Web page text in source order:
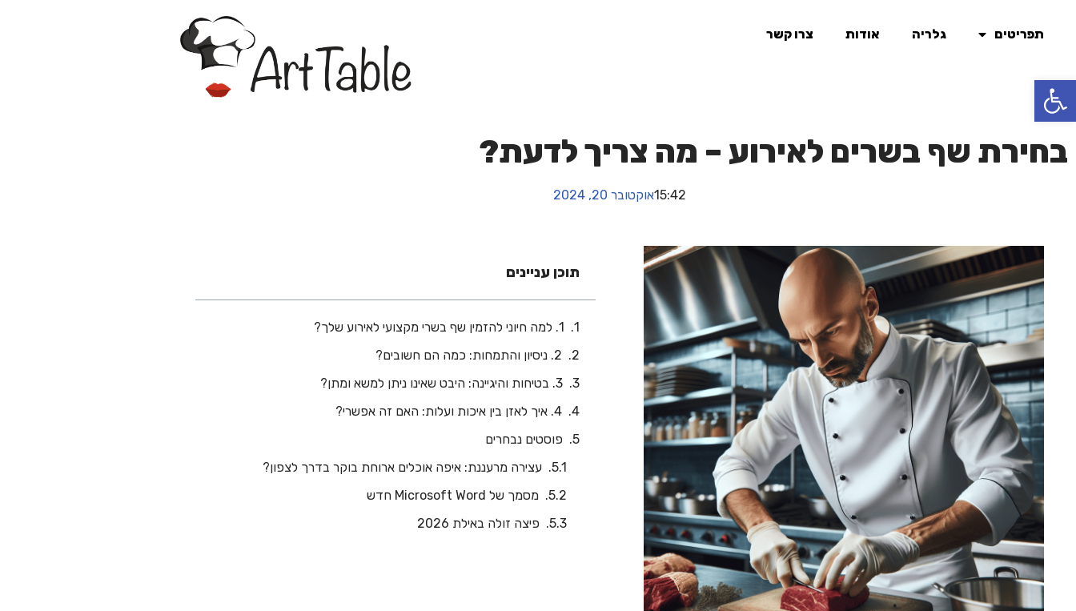
פתח סרגל נגישות
content
תפריטים גלריה אודות צרו קשר
בחירת שף בשרים לאירוע – מה צריך לדעת?
15:42אוקטובר 20, 2024
תוכן עניינים
1. למה חיוני להזמין שף בשרי מקצועי לאירוע שלך?
2. ניסיון והתמחות: כמה הם חשובים?
3. בטיחות והיגיינה: היבט שאינו ניתן למשא ומתן?
4. איך לאזן בין איכות ועלות: האם זה אפשרי?
פוסטים נבחרים
עצירה מרעננת: איפה אוכלים ארוחת בוקר בדרך לצפון?
‏‏מסמך של Microsoft Word חדש
פיצה זולה באילת 2026